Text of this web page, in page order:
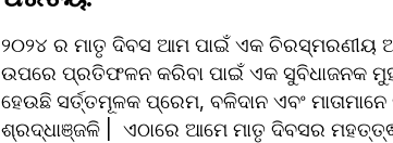
୨୦୨୪ ର ମାତୃ ଦିବସ ଆମ ପାଇଁ ଏକ ଚିରସ୍ମରଣୀୟ
ଉପରେ ପ୍ରତିଫଳନ କରିବା ପାଇଁ ଏକ ସୁବିଧାଜନକ
ହେଉଛି ସର୍ତ୍ତମୂଳକ ପ୍ରେମ, ବଳିଦାନ ଏବଂ
ଶ୍ରଦ୍ଧାଞ୍ଜଳି |  ଏଠାରେ ଆମେ ମାତୃ ଦିବସର